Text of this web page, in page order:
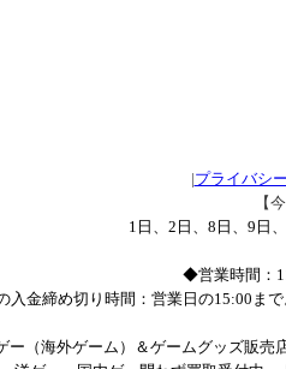
|プライバシ
【
1日、2日、8日、9日
◆営業時間：
金締め切り時間：営業日の15:00まで
ー（海外ゲーム）＆ゲームグッズ販売